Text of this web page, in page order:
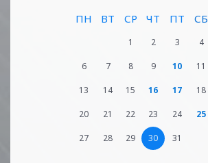
ПН
ВТ СР ЧТ ПТ СБ
1 2 3 4
6 7 8 9 10 11
13 14 15 16 17 18
20 21 22 23 24 25
27 28 29 30 31